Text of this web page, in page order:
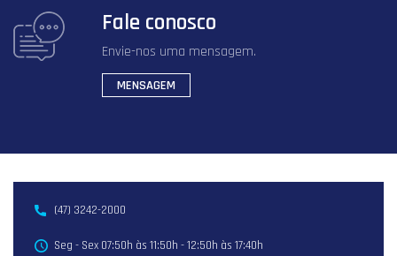
Fale conosco
Envie-nos uma mensagem.
MENSAGEM
(47) 3242-2000
Seg - Sex 07:50h às 11:50h - 12:50h às 17:40h